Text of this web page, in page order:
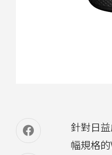
針對日
幅規格